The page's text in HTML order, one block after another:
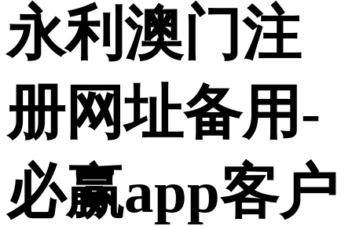
永利澳门注
册网址备用-
必赢app客户